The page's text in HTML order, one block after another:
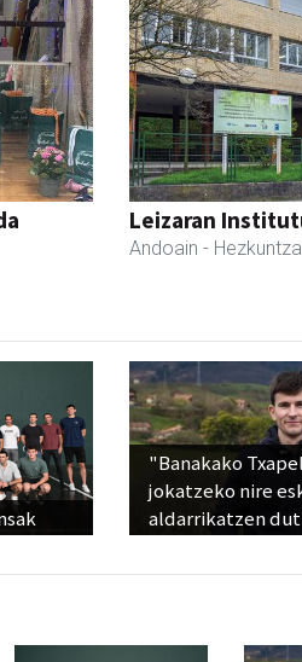
Leizaran
Andoain - Hezkuntza
"Banakako
jokatzeko nire
aldarrikatzen